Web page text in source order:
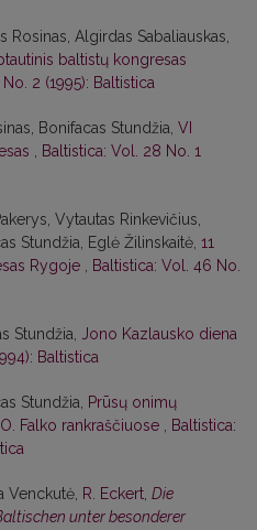
Rosinas, Algirdas Sabaliauskas,
baltistų kongresas
2 (1995): Baltistica
Bonifacas Stundžia, VI
, Baltistica: Vol. 28 No. 1
Vytautas Rinkevičius,
Stundžia, Eglė Žilinskaitė, 11
Rygoje , Baltistica: Vol. 46 No.
Stundžia, Jono Kazlausko diena
Baltistica
Stundžia, Prūsų onimų
Falko rankraščiuose , Baltistica:
Venckutė, R. Eckert, Die
unter besonderer